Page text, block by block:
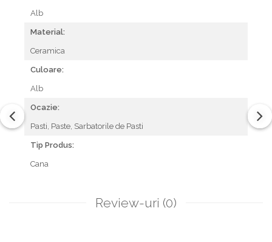
Alb
Material:
Ceramica
Culoare:
Alb
Ocazie:
Pasti, Paste, Sarbatorile de Pasti
Tip Produs:
Cana
Review-uri (0)